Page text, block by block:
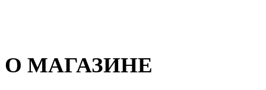
О МАГАЗИНЕ